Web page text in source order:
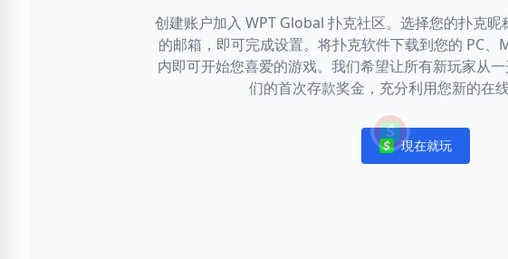
创建账户加入 WPT Global 扑克社区。选择您的扑克
的邮箱，即可完成设置。将扑克软件下载到您的 PC、
内即可开始您喜爱的游戏。我们希望让所有新玩家从
们的首次存款奖金，充分利用您新的在线
Notifications
現在就玩